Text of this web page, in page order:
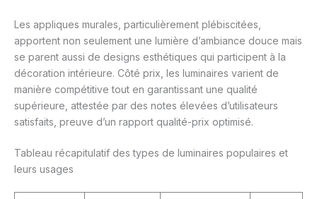
Les appliques murales, particulièrement plébiscitées,
apportent non seulement une lumière d’ambiance douce mais
se parent aussi de designs esthétiques qui participent à la
décoration intérieure. Côté prix, les luminaires varient de
manière compétitive tout en garantissant une qualité
supérieure, attestée par des notes élevées d’utilisateurs
satisfaits, preuve d’un rapport qualité-prix optimisé.
Tableau récapitulatif des types de luminaires populaires et
leurs usages